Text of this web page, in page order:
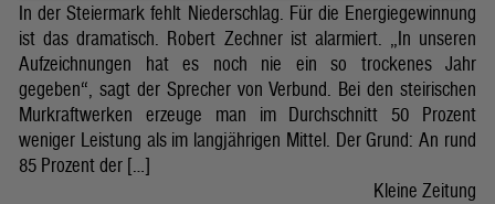
In der Steiermark fehlt Niederschlag. Für die Energiegewinnung
ist das dramatisch. Robert Zechner ist alarmiert. „In unseren
Aufzeichnungen hat es noch nie ein so trockenes Jahr
gegeben“, sagt der Sprecher von Verbund. Bei den steirischen
Murkraftwerken erzeuge man im Durchschnitt 50 Prozent
weniger Leistung als im langjährigen Mittel. Der Grund: An rund
85 Prozent der […]
Kleine Zeitung